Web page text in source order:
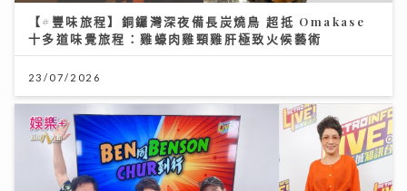
【#豐味旅程】銅鑼灣深夜備長炭燒鳥 超抵 Omakase
十多道味覺旅程：雞蠔肉雞頸雞肝極致火候藝術
23/07/2026